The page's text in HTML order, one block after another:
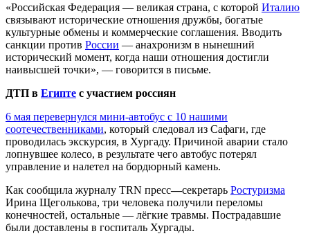
«Российская Федерация — великая страна, с которой Италию
связывают исторические отношения дружбы, богатые
культурные обмены и коммерческие соглашения. Вводить
санкции против России — анахронизм в нынешний
исторический момент, когда наши отношения достигли
наивысшей точки», — говорится в письме.
ДТП в Египте с участием россиян
6 мая перевернулся мини-автобус с 10 нашими
соотечественниками, который следовал из Сафаги, где
проводилась экскурсия, в Хургаду. Причиной аварии стало
лопнувшее колесо, в результате чего автобус потерял
управление и налетел на бордюрный камень.
Как сообщила журналу TRN пресс—секретарь Ростуризма
Ирина Щеголькова, три человека получили переломы
конечностей, остальные — лёгкие травмы. Пострадавшие
были доставлены в госпиталь Хургады.